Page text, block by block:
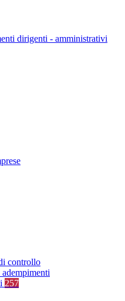
dirigenti - amministrativi
controllo
257